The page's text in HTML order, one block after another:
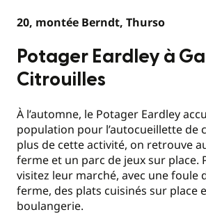
20, montée Berndt, Thurso
Potager Eardley à
Citrouilles
À l’automne, le Potager Eardley
population pour l’autocueillette de
plus de cette activité, on retrouve
ferme et un parc de jeux sur place.
visitez leur marché, avec une foule
ferme, des plats cuisinés sur place
boulangerie.